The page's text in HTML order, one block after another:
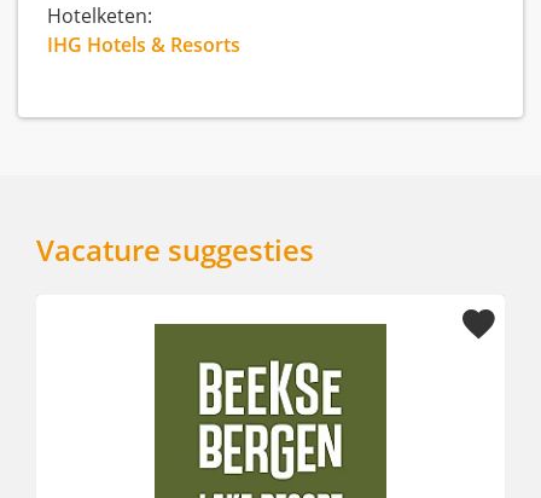
Hotelketen:
IHG Hotels & Resorts
Vacature suggesties